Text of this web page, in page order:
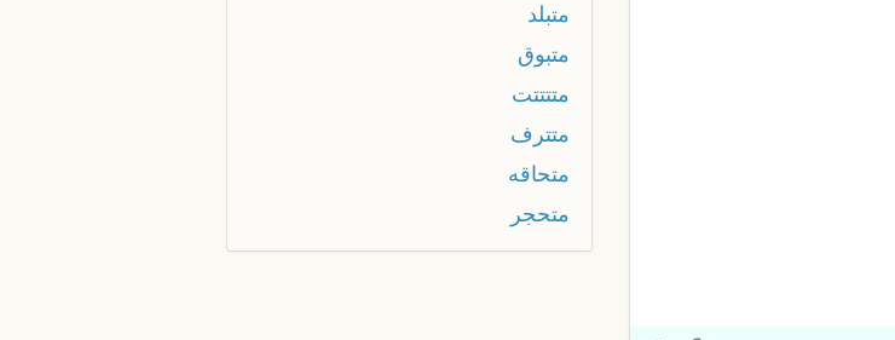
متبلد
متبوق
متتتتت
متترف
متحاقه
متحجر